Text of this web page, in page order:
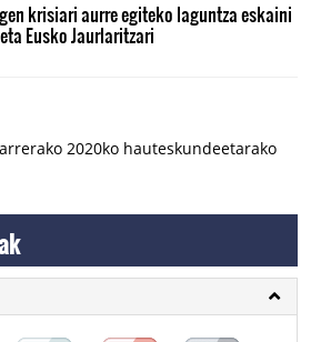
krisiari aurre egiteko laguntza eskaini
Eusko Jaurlaritzari